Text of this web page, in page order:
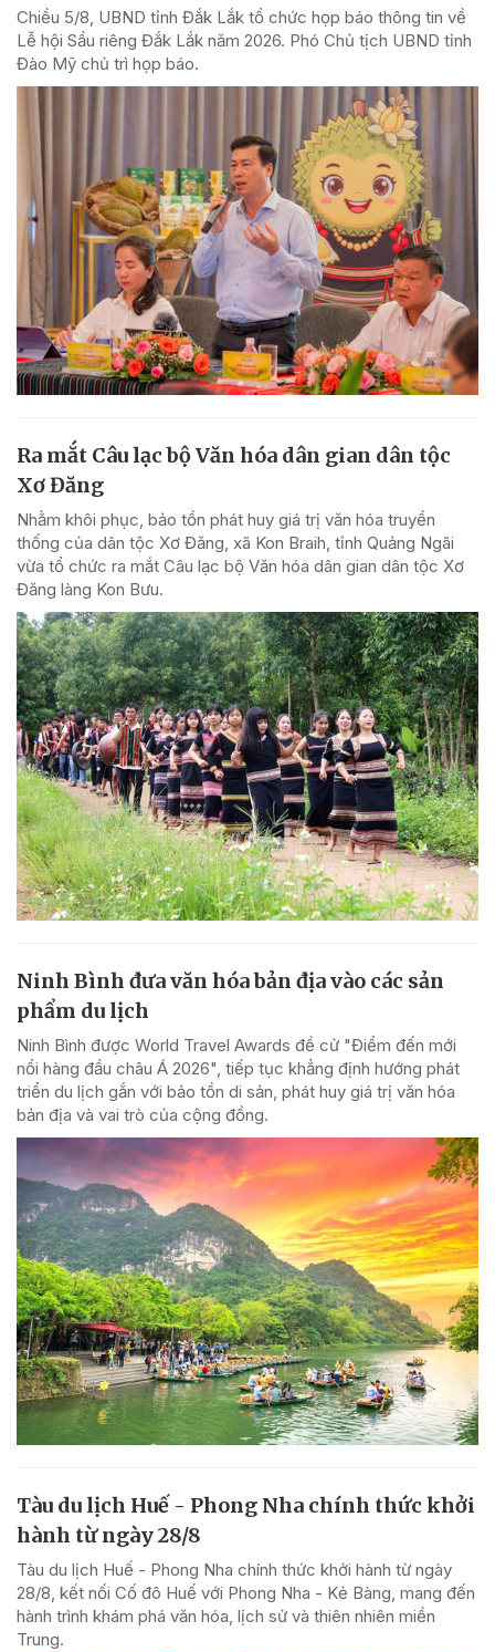
Chiều 5/8, UBND tỉnh Đắk Lắk tổ chức họp báo thông tin về
Lễ hội Sầu riêng Đắk Lắk năm 2026. Phó Chủ tịch UBND tỉnh
Đào Mỹ chủ trì họp báo.
Ra mắt Câu lạc bộ Văn hóa dân gian dân tộc
Xơ Đăng
Nhằm khôi phục, bảo tồn phát huy giá trị văn hóa truyền
thống của dân tộc Xơ Đăng, xã Kon Braih, tỉnh Quảng Ngãi
vừa tổ chức ra mắt Câu lạc bộ Văn hóa dân gian dân tộc Xơ
Đăng làng Kon Bưu.
Ninh Bình đưa văn hóa bản địa vào các sản
phẩm du lịch
Ninh Bình được World Travel Awards đề cử "Điểm đến mới
nổi hàng đầu châu Á 2026", tiếp tục khẳng định hướng phát
triển du lịch gắn với bảo tồn di sản, phát huy giá trị văn hóa
bản địa và vai trò của cộng đồng.
Tàu du lịch Huế - Phong Nha chính thức khởi
hành từ ngày 28/8
Tàu du lịch Huế - Phong Nha chính thức khởi hành từ ngày
28/8, kết nối Cố đô Huế với Phong Nha - Kẻ Bàng, mang đến
hành trình khám phá văn hóa, lịch sử và thiên nhiên miền
Trung.